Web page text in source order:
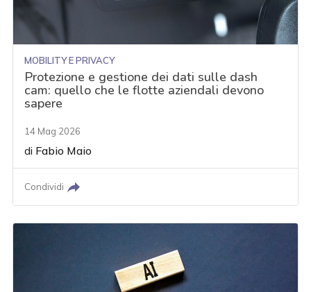
MOBILITY E PRIVACY
Protezione e gestione dei dati sulle dash
cam: quello che le flotte aziendali devono
sapere
14 Mag 2026
di Fabio Maio
Condividi